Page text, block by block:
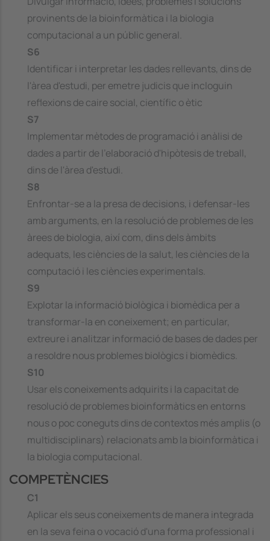
provinents de la bioinformàtica i la biologia
computacional a un públic general.
S6
Identificar i interpretar les dades rellevants, dins de
l'àrea d'estudi, per emetre judicis que incloguin
reflexions de caire social, científic o ètic
S7
Implementar mètodes de programació i anàlisi de
dades a partir de l'elaboració d'hipòtesis de treball,
dins de l'àrea d'estudi.
S8
Enfrontar-se a la presa de decisions, i defensar-les
amb arguments, en la resolució de problemes de les
àrees de biologia, així com, dins dels àmbits
adequats, les ciències de la salut, les ciències de la
computació i les ciències experimentals.
S9
Explotar la informació biològica i biomèdica per a
transformar-la en coneixement; en particular,
extreure i analitzar informació de bases de dades per
a resoldre nous problemes biològics i biomèdics.
S10
Usar els coneixements adquirits i la capacitat de
resolució de problemes bioinformàtics en entorns
nous o poc coneguts dins de contextos més amplis (o
multidisciplinars) relacionats amb la bioinformàtica i
la biologia computacional.
COMPETÈNCIES
C1
Aplicar els seus coneixements de manera integrada
en la seva feina o vocació d'una forma professional i